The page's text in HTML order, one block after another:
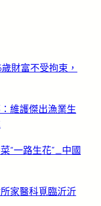
財富不受拘束，
維護傑出漁業生
“一路生花”_中國
家醫科覓臨沂沂